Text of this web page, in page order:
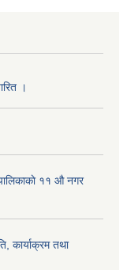
।
११ ‍औ नगर
कार्याक्रम तथा